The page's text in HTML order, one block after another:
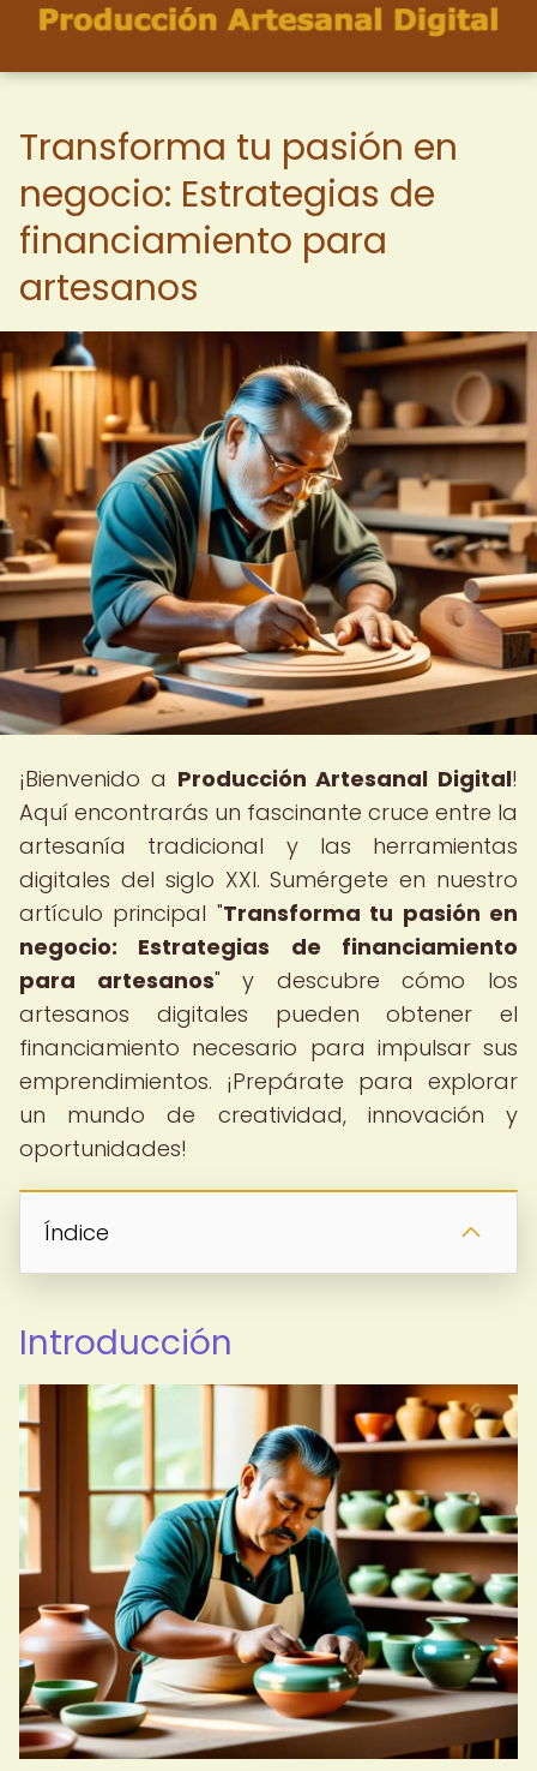
Transforma tu pasión en
negocio: Estrategias de
financiamiento para
artesanos
¡Bienvenido a Producción Artesanal Digital!
Aquí encontrarás un fascinante cruce entre la
artesanía tradicional y las herramientas
digitales del siglo XXI. Sumérgete en nuestro
artículo principal "Transforma tu pasión en
negocio: Estrategias de financiamiento
para artesanos" y descubre cómo los
artesanos digitales pueden obtener el
financiamiento necesario para impulsar sus
emprendimientos. ¡Prepárate para explorar
un mundo de creatividad, innovación y
oportunidades!
Índice
Introducción